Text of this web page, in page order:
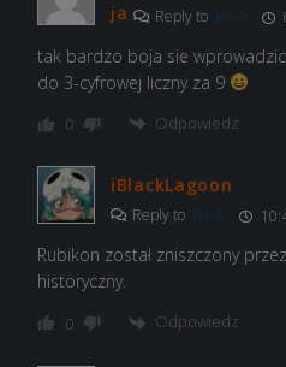
ja Reply to Bin4r
tak bardzo boja sie
do 3-cyfrowej liczny za 9
0 Odpowiedz
iBlackLagoon
Reply to Bin4r
Rubikon został zniszczony
historyczny.
0 Odpowiedz